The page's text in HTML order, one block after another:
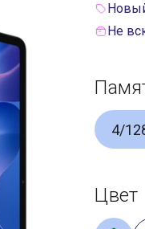
Не
4/
Цвет